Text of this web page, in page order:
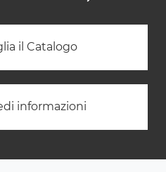
il Catalogo
informazioni